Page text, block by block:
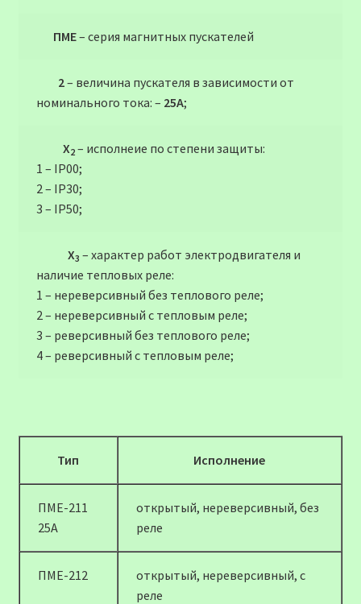
ПМЕ– серия магнитных пускателей
2– величина пускателя в зависимости от
номинального тока: – 25А;
Х2 – исполнеие по степени защиты:
1 – ІР00;
2 – ІР30;
3 – ІР50;
Х3 – характер работ электродвигателя и
наличие тепловых реле:
1 – нереверсивный без теплового реле;
2 – нереверсивный с тепловым реле;
3 – реверсивный без теплового реле;
4 – реверсивный с тепловым реле;
Тип Исполнение
ПМЕ-211
25А
открытый, нереверсивный, без
реле
ПМЕ-212
открытый, нереверсивный, с
реле